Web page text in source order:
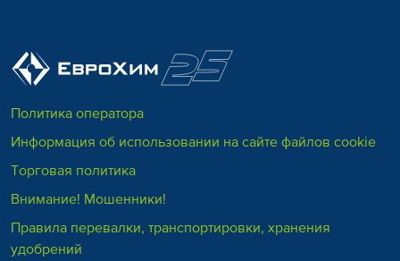
Политика оператора
Информация об использовании на сайте файлов cookie
Торговая политика
Внимание! Мошенники!
Правила перевалки, транспортировки, хранения
удобрений